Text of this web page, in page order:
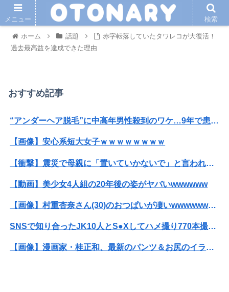
ホーム 話題
赤字転落していたタワレコが大復活！
過去最高益を達成できた理由
おすすめ記事
“アンダーヘア脱毛”に中高年男性殺到のワケ…9年で患者数が200倍以上
【画像】安心系短大女子ｗｗｗｗｗｗｗｗ
【衝撃】震災で母親に「置いていかないで」と言われて置いていった娘！⇒ (※画像あり)
【動画】美少女4人組の20年後の姿がヤバいwwwwww
【画像】村重杏奈さん(30)のおつぱいが凄いwwwwwwwwwwww
SNSで知り合ったJK10人とS●Xしてハメ撮り770本撮ったイケメン逮捕wwwwwwwwwwwwwww
【画像】漫画家・桂正和、最新のパンツ＆お尻のイラスト投稿にネット衝撃「この質感の出し方」「実写かと思いました」
メニュー 検索